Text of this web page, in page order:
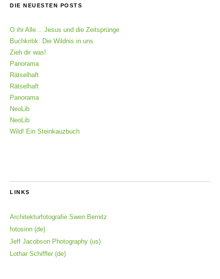
DIE NEUESTEN POSTS
O ihr Alle… Jesus und die Zeitsprünge
Buchkritik: Die Wildnis in uns
Zieh dir was!
Panorama
Rätselhaft
Rätselhaft
Panorama
NeoLib
NeoLib
Wild! Ein Steinkauzbuch
LINKS
Architekturfotografie Swen Bernitz
fotosinn (de)
Jeff Jacobson Photography (us)
Lothar Schiffler (de)